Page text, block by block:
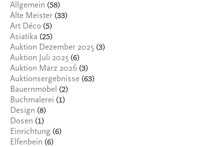
Allgemein (58)
Alte Meister (33)
Art Déco (5)
Asiatika (25)
Auktion Dezember 2025 (3)
Auktion Juli 2025 (6)
Auktion März 2026 (3)
Auktionsergebnisse (63)
Bauernmöbel (2)
Buchmalerei (1)
Design (8)
Dosen (1)
Einrichtung (6)
Elfenbein (6)